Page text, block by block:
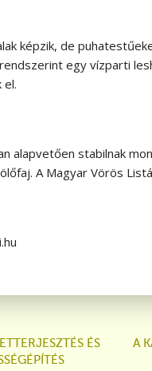
képzik, de
egy vízparti
el.
alapvetően stabilnak
A Magyar Vörös
ÉS
A